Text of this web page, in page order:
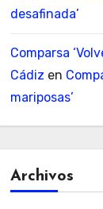
desafinada’
Comparsa
Cádiz en
mariposas’
Archivos